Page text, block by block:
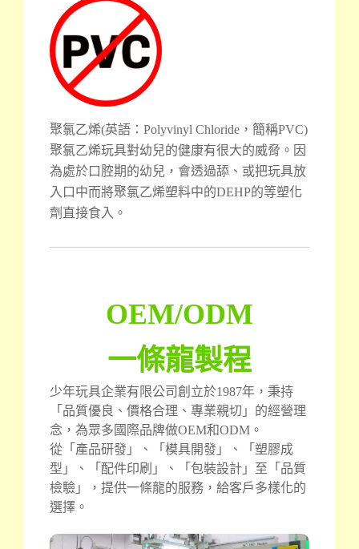
聚氯乙烯(英語：Polyvinyl Chloride，簡稱PVC)
聚氯乙烯玩具對幼兒的健康有很大的威脅。因
為處於口腔期的幼兒，會透過舔、或把玩具放
入口中而將聚氯乙烯塑料中的DEHP的等塑化
劑直接食入。
OEM/ODM
一條龍製程
少年玩具企業有限公司創立於1987年，秉持
「品質優良、價格合理、專業親切」的經營理
念，為眾多國際品牌做OEM和ODM。
從「產品研發」、「模具開發」、「塑膠成
型」、「配件印刷」、「包裝設計」至「品質
檢驗」，提供一條龍的服務，給客戶多樣化的
選擇。